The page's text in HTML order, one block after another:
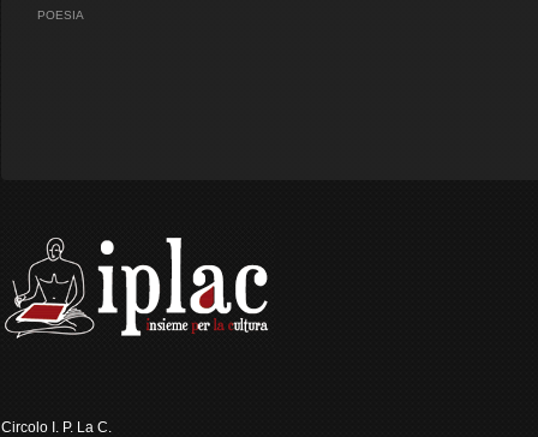
POESIA
Circolo I. P. La C.